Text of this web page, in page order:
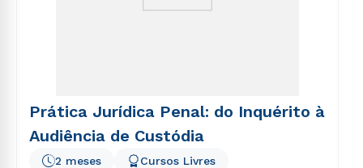
Prática Jurídica Penal: do Inquérito à
Audiência de Custódia
2 meses Cursos Livres